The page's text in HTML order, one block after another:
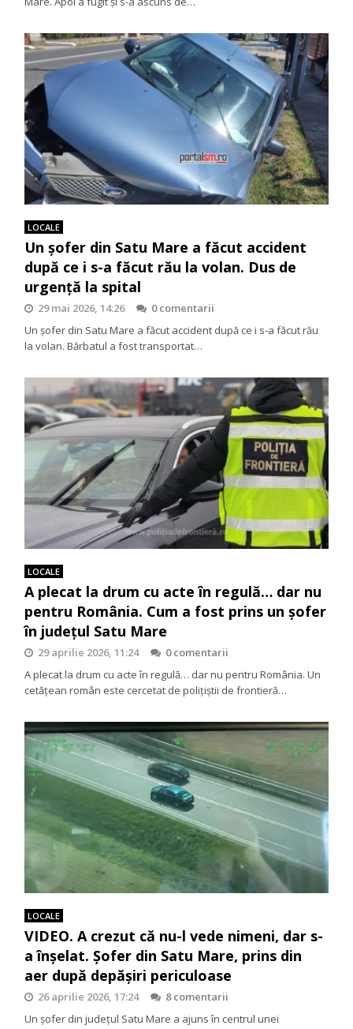
LOCALE
Un șofer din Satu Mare a făcut accident
după ce i s-a făcut rău la volan. Dus de
urgență la spital
29 mai 2026, 14:26
0 comentarii
Un șofer din Satu Mare a făcut accident după ce i s-a făcut rău
la volan. Bărbatul a fost transportat…
LOCALE
A plecat la drum cu acte în regulă… dar nu
pentru România. Cum a fost prins un șofer
în județul Satu Mare
29 aprilie 2026, 11:24
0 comentarii
A plecat la drum cu acte în regulă… dar nu pentru România. Un
cetățean român este cercetat de polițiștii de frontieră…
LOCALE
VIDEO. A crezut că nu-l vede nimeni, dar s-
a înșelat. Șofer din Satu Mare, prins din
aer după depășiri periculoase
26 aprilie 2026, 17:24
8 comentarii
Un șofer din județul Satu Mare a ajuns în centrul unei